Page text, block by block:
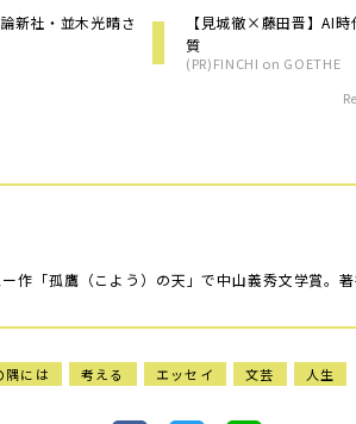
新社・並木光晴さ
【見城徹×藤田晋】AI
質
(PR)FINCHI on GOETHE
作「孤鷹（こよう）の天」で中山義秀文学賞。
隅には 考える エッセイ 文芸 人生